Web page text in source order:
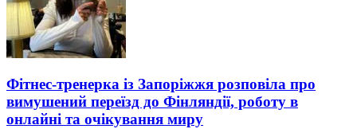
Фітнес-тренерка із Запоріжжя розповіла про
вимушений переїзд до Фінляндії, роботу в
онлайні та очікування миру